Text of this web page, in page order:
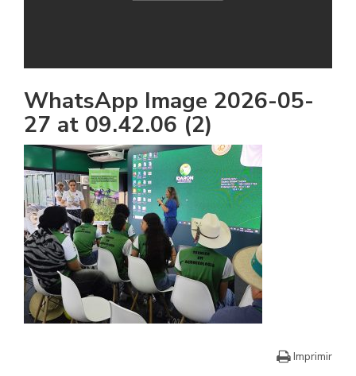
WhatsApp Image 2026-05-
27 at 09.42.06 (2)
Imprimir